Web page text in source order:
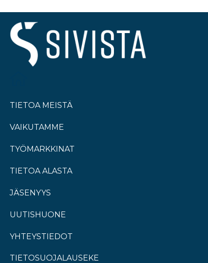
TIETOA MEISTÄ
VAIKUTAMME
TYÖMARKKINAT
TIETOA ALASTA
JÄSENYYS
UUTISHUONE
YHTEYSTIEDOT
TIETOSUOJALAUSEKE